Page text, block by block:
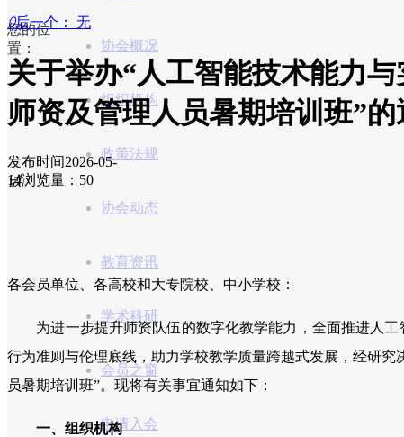
协会概况
组织机构
政策法规
协会动态
教育资讯
学术科研
会员之窗
申请入会
您的位
置：
ꄲ后一个： 无
关于举办“人工智能技术能力
师资及管理人员暑期培训班”的
发布时间2026-05-
14
넶浏览量：50
各会员单位、各高校和大专院校、中小学校：
为进一步提升师资队伍的数字化教学能力，全面推进人工
行为准则与伦理底线，助力学校教学质量跨越式发展，经研
员暑期培训班”。现将有关事宜通知如下：
一、组织机构